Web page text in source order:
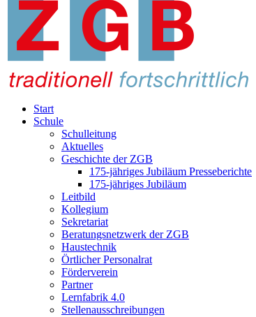
Start
Schule
Schulleitung
Aktuelles
Geschichte der ZGB
175-jähriges Jubiläum Presseberichte
175-jähriges Jubiläum
Leitbild
Kollegium
Sekretariat
Beratungsnetzwerk der ZGB
Haustechnik
Örtlicher Personalrat
Förderverein
Partner
Lernfabrik 4.0
Stellenausschreibungen